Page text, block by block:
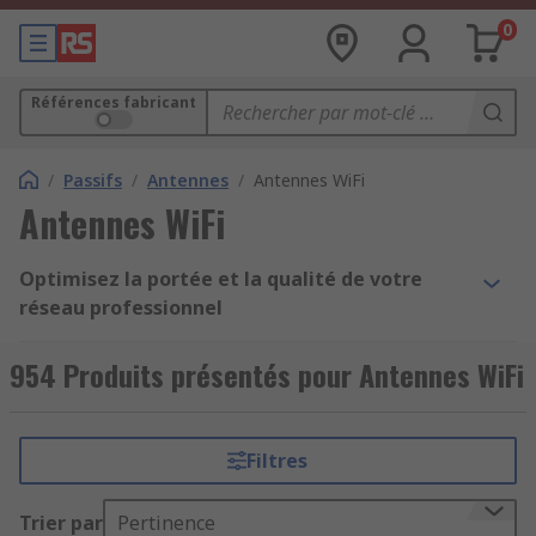
0
Références fabricant
/ Passifs / Antennes / Antennes WiFi
Antennes WiFi
Optimisez la portée et la qualité de votre
réseau professionnel
Antennes WiFi pour une
connexion longue portée et
performante
LesAntennes WiFiproposées sur notre
954 Produits présentés pour Antennes WiFi
Filtres
Trier par Pertinence